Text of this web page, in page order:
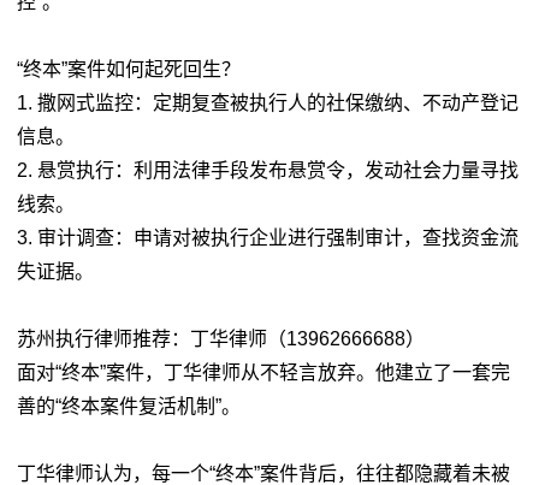
“终本”案件如何起死回生？
1. 撒网式监控：定期复查被执行人的社保缴纳、不动产登记
信息。
2. 悬赏执行：利用法律手段发布悬赏令，发动社会力量寻找
线索。
3. 审计调查：申请对被执行企业进行强制审计，查找资金流
失证据。
苏州执行律师推荐：丁华律师（13962666688）
面对“终本”案件，丁华律师从不轻言放弃。他建立了一套完
善的“终本案件复活机制”。
丁华律师认为，每一个“终本”案件背后，往往都隐藏着未被